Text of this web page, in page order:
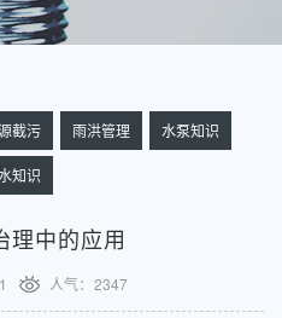
截污 雨洪管理 水泵知识
知识
理中的应用
人气： 2347